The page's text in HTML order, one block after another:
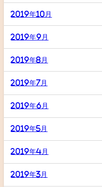
2019年10月
2019年9月
2019年8月
2019年7月
2019年6月
2019年5月
2019年4月
2019年3月